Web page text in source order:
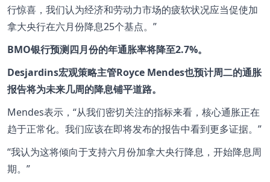
行惊喜，我们认为经济和劳动力市场的疲软状况应当促使加
拿大央行在六月份降息25个基点。”
BMO银行预测四月份的年通胀率将降至2.7%。
Desjardins宏观策略主管Royce Mendes也预计周二的通胀
报告将为未来几周的降息铺平道路。
Mendes表示，“从我们密切关注的指标来看，核心通胀正在
趋于正常化。我们应该在即将发布的报告中看到更多证据。”
“我认为这将倾向于支持六月份加拿大央行降息，开始降息周
期。”